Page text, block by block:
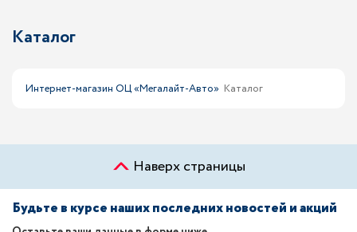
Каталог
Интернет-магазин ОЦ «Мегалайт-Авто» Каталог
Наверх страницы
Будьте в курсе наших последних новостей и акций